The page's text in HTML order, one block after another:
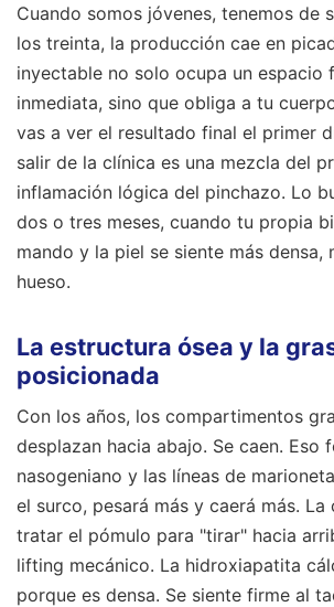
Cuando somos jóvenes, tenemos de
los treinta, la producción cae en
inyectable no solo ocupa un espacio
inmediata, sino que obliga a tu
vas a ver el resultado final el primer
salir de la clínica es una mezcla del
inflamación lógica del pinchazo. Lo
dos o tres meses, cuando tu propia
mando y la piel se siente más densa,
hueso.
La estructura ósea y la
posicionada
Con los años, los compartimentos
desplazan hacia abajo. Se caen. Eso
nasogeniano y las líneas de
el surco, pesará más y caerá más. La
tratar el pómulo para "tirar" hacia
lifting mecánico. La hidroxiapatita
porque es densa. Se siente firme al